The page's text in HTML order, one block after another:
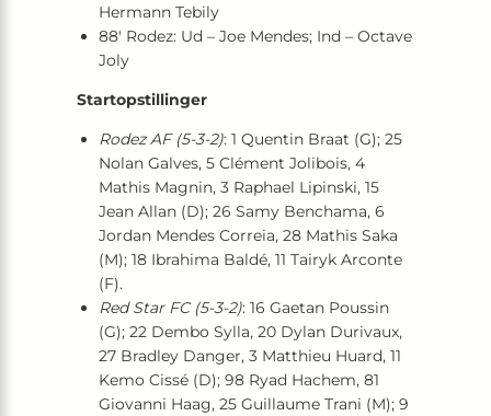
Hermann Tebily
88′ Rodez: Ud – Joe Mendes; Ind – Octave
Joly
Startopstillinger
Rodez AF (5-3-2): 1 Quentin Braat (G); 25
Nolan Galves, 5 Clément Jolibois, 4
Mathis Magnin, 3 Raphael Lipinski, 15
Jean Allan (D); 26 Samy Benchama, 6
Jordan Mendes Correia, 28 Mathis Saka
(M); 18 Ibrahima Baldé, 11 Tairyk Arconte
(F).
Red Star FC (5-3-2): 16 Gaetan Poussin
(G); 22 Dembo Sylla, 20 Dylan Durivaux,
27 Bradley Danger, 3 Matthieu Huard, 11
Kemo Cissé (D); 98 Ryad Hachem, 81
Giovanni Haag, 25 Guillaume Trani (M); 9